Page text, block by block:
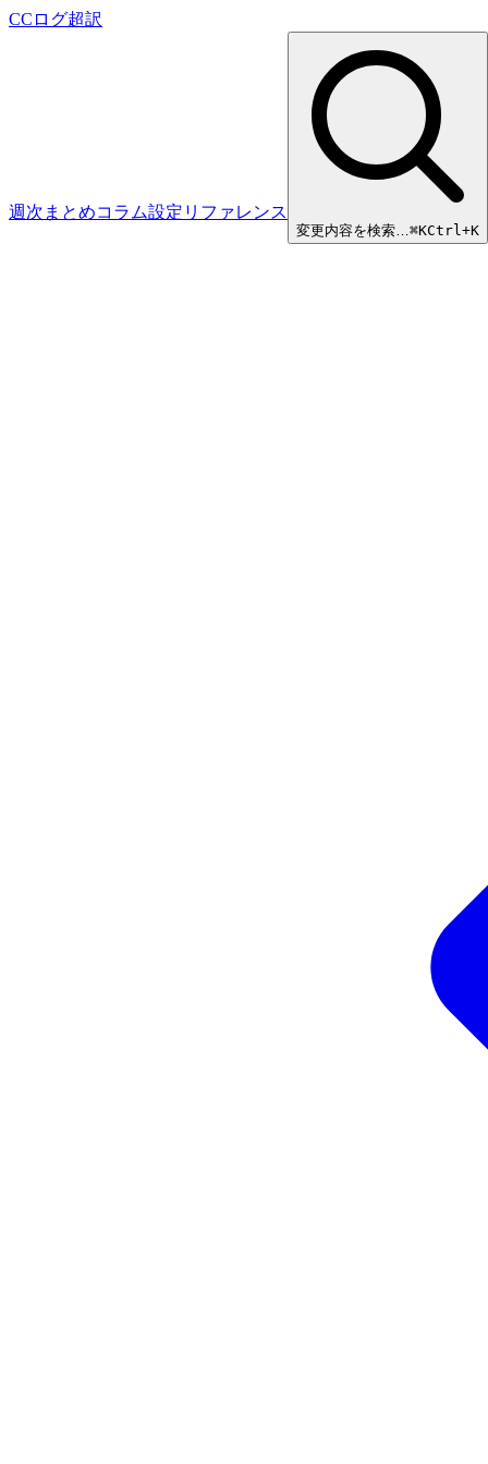
CCログ超訳
週次まとめコラム設定リファレンス
変更内容を検索…⌘KCtrl+K